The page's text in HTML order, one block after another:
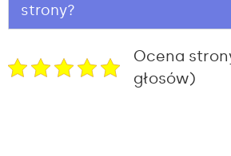
strony?
Ocena
głosów)